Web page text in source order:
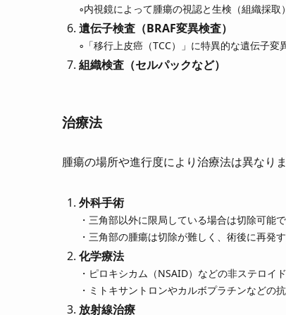
◦内視鏡によって腫瘍の視認と生検（組織採取
遺伝子検査（BRAF変異検査）
◦「移行上皮癌（TCC）」に特異的な遺伝子変
組織検査（セルパックなど）
治療法
腫瘍の場所や進行度により治療法は異なりま
外科手術
・三角部以外に限局している場合は切除可能で
・三角部の腫瘍は切除が難しく、術後に再発
化学療法
・ピロキシカム（NSAID）などの非ステロイ
・ミトキサントロンやカルボプラチンなどの
放射線治療